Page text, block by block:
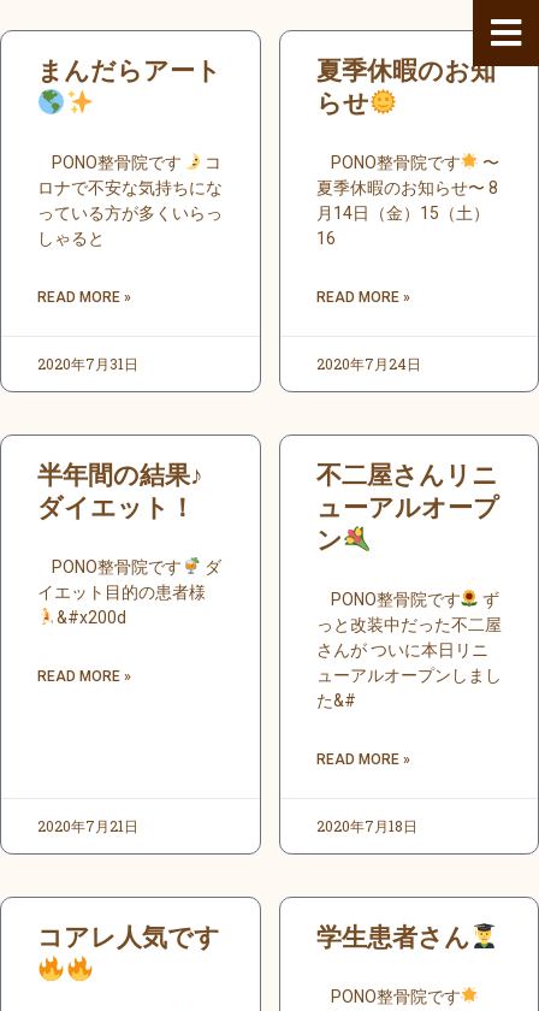
容
まんだらアート
PONO整骨院です
コ
ロナで不安な気持ちにな
っている方が多くいらっ
しゃると
READ MORE »
2020年7月31日
夏季休暇のお知
らせ
PONO整骨院です
〜
夏季休暇のお知らせ〜 8
月14日（金）15（土）
16
READ MORE »
2020年7月24日
半年間の結果♪
ダイエット！
PONO整骨院です
ダ
イエット目的の患者様
&#x200d
READ MORE »
2020年7月21日
不二屋さんリニ
ューアルオープ
ン
PONO整骨院です
ず
っと改装中だった不二屋
さんが ついに本日リニ
ューアルオープンしまし
た&#
READ MORE »
2020年7月18日
コアレ人気です 学生患者さん
PONO整骨院です
ー
ジ
ー
ジ
ー
ー
ー
ペ
ー
ジ
ー
ジ
ー
ー
ペ
ー
ペ
ー